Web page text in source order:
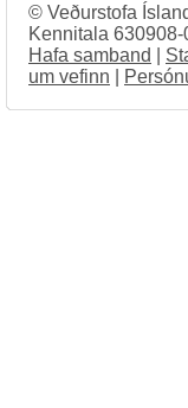
© Veðurstofa
Kennitala 630908-
Hafa samband
um vefinn